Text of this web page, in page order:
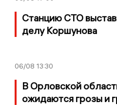
Станцию СТО
делу Коршунова
06/08 13:30
В Орловской
ожидаются грозы и